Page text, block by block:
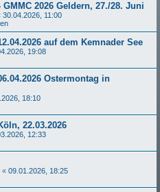
2026 Geldern, 27./28. Juni
30.04.2026, 11:00
auf dem Kemnader See
19:08
Ostermontag in
18:10
22.03.2026
12:33
« 09.01.2026, 18:25